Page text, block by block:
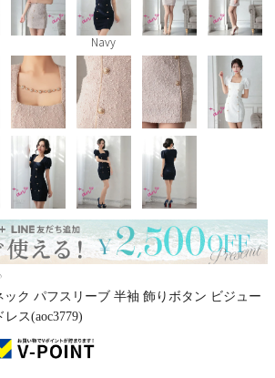
Navy
ック パフスリーブ 半袖 飾りボタン ビジュー
ス(aoc3779)